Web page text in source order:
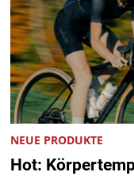
NEUE PRODUKTE
Hot: